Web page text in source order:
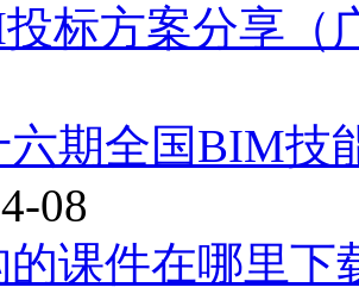
标方案分享（
六期全国BIM技
08
的课件在哪里下